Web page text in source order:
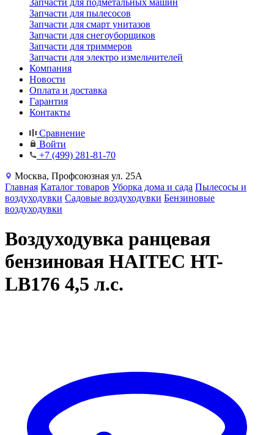
Запчасти для подметальных машин
Запчасти для пылесосов
Запчасти для смарт унитазов
Запчасти для снегоуборщиков
Запчасти для триммеров
Запчасти для электро измельчителей
Компания
Новости
Оплата и доставка
Гарантия
Контакты
Сравнение
Войти
+7 (499) 281-81-70
Москва, Профсоюзная ул. 25А
Главная Каталог товаров Уборка дома и сада Пылесосы и
воздуходувки Садовые воздуходувки Бензиновые
воздуходувки
Воздуходувка ранцевая
бензиновая HAITEC HT-
LB176 4,5 л.с.